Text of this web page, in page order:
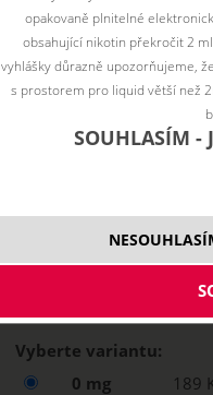
Vyberte variantu:
0 mg
189
opakovaně plnitelné
obsahující nikotin překročit 2
vyhlášky důrazně upozorňujeme,
s prostorem pro liquid větší než
SOUHLASÍM -